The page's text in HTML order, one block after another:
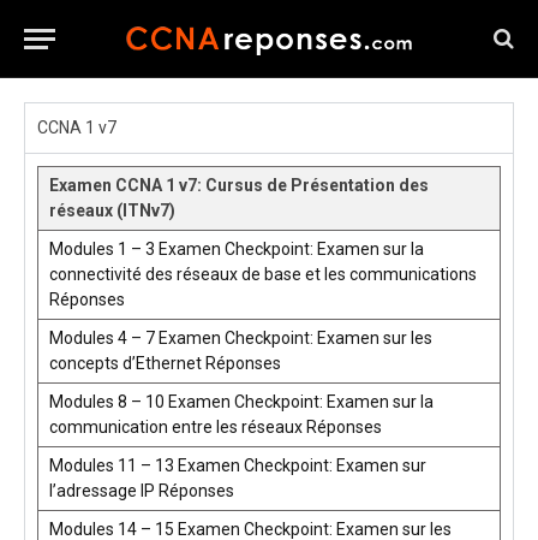
CCNA 1 v7
Examen CCNA 1 v7: Cursus de Présentation des
réseaux (ITNv7)
Modules 1 – 3 Examen Checkpoint: Examen sur la
connectivité des réseaux de base et les communications
Réponses
Modules 4 – 7 Examen Checkpoint: Examen sur les
concepts d’Ethernet Réponses
Modules 8 – 10 Examen Checkpoint: Examen sur la
communication entre les réseaux Réponses
Modules 11 – 13 Examen Checkpoint: Examen sur
l’adressage IP Réponses
Modules 14 – 15 Examen Checkpoint: Examen sur les